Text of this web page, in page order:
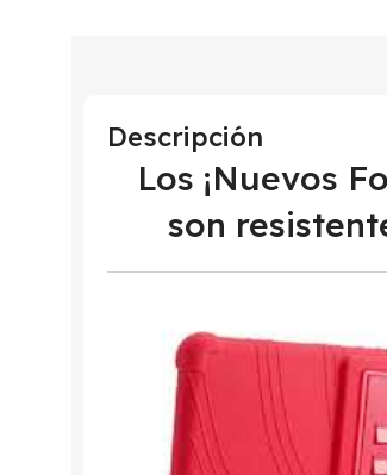
Descripción
Los ¡Nuevos
son